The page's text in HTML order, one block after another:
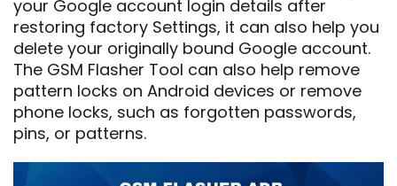
your Google account login details after
restoring factory Settings, it can also help you
delete your originally bound Google account.
The GSM Flasher Tool can also help remove
pattern locks on Android devices or remove
phone locks, such as forgotten passwords,
pins, or patterns.